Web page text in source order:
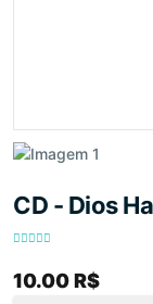
CD - Dios
10.00 R$